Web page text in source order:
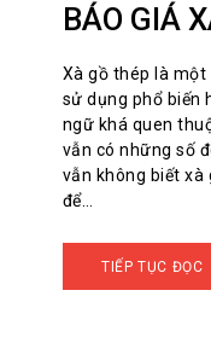
BÁO GIÁ
Xà gồ thép là
sử dụng phổ biến
ngữ khá quen
vẫn có những số
vẫn không biết xà
để…
TIẾP TỤC ĐỌC